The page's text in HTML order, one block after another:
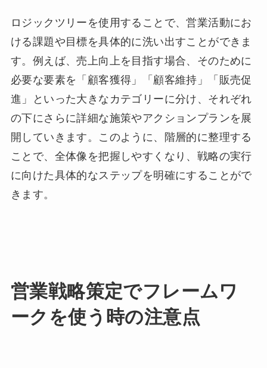
ロジックツリーを使用することで、営業活動にお
ける課題や目標を具体的に洗い出すことができま
す。例えば、売上向上を目指す場合、そのために
必要な要素を「顧客獲得」「顧客維持」「販売促
進」といった大きなカテゴリーに分け、それぞれ
の下にさらに詳細な施策やアクションプランを展
開していきます。このように、階層的に整理する
ことで、全体像を把握しやすくなり、戦略の実行
に向けた具体的なステップを明確にすることがで
きます。
営業戦略策定でフレームワ
ークを使う時の注意点